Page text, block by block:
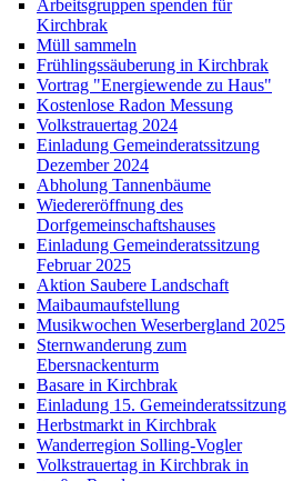
Arbeitsgruppen spenden für
Kirchbrak
Müll sammeln
Frühlingssäuberung in Kirchbrak
Vortrag "Energiewende zu Haus"
Kostenlose Radon Messung
Volkstrauertag 2024
Einladung Gemeinderatssitzung
Dezember 2024
Abholung Tannenbäume
Wiedereröffnung des
Dorfgemeinschaftshauses
Einladung Gemeinderatssitzung
Februar 2025
Aktion Saubere Landschaft
Maibaumaufstellung
Musikwochen Weserbergland 2025
Sternwanderung zum
Ebersnackenturm
Basare in Kirchbrak
Einladung 15. Gemeinderatssitzung
Herbstmarkt in Kirchbrak
Wanderregion Solling-Vogler
Volkstrauertag in Kirchbrak in